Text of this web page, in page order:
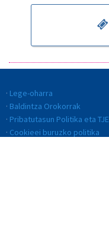
Lege-oharra
Baldintza Orokorrak
Pribatutasun Politika eta TJE
Cookieei buruzko politika